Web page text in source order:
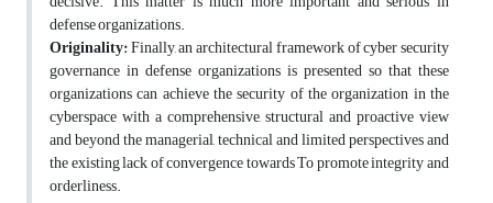
defense organizations.
Originality:Finally, an architectural framework of cyber security
governance in defense organizations is presented so that these
organizations can achieve the security of the organization in the
cyberspace with a comprehensive, structural and proactive view
and beyond the managerial, technical and limited perspectives and
the existing lack of convergence towards To promote integrity and
orderliness.